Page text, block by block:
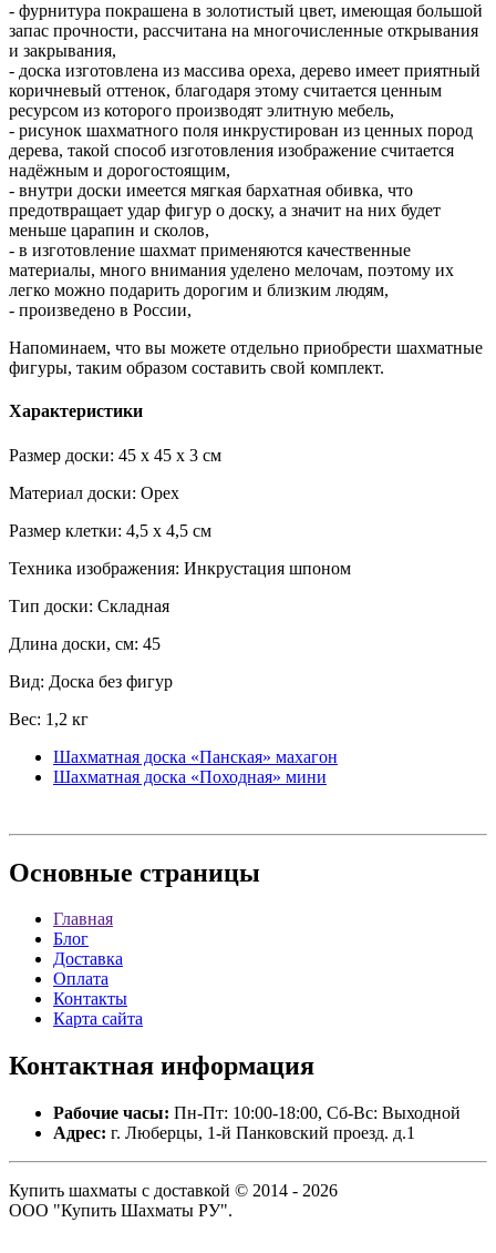
- фурнитура покрашена в золотистый цвет, имеющая большой
запас прочности, рассчитана на многочисленные открывания
и закрывания,
- доска изготовлена из массива ореха, дерево имеет приятный
коричневый оттенок, благодаря этому считается ценным
ресурсом из которого производят элитную мебель,
- рисунок шахматного поля инкрустирован из ценных пород
дерева, такой способ изготовления изображение считается
надёжным и дорогостоящим,
- внутри доски имеется мягкая бархатная обивка, что
предотвращает удар фигур о доску, а значит на них будет
меньше царапин и сколов,
- в изготовление шахмат применяются качественные
материалы, много внимания уделено мелочам, поэтому их
легко можно подарить дорогим и близким людям,
- произведено в России,
Напоминаем, что вы можете отдельно приобрести шахматные
фигуры, таким образом составить свой комплект.
Характеристики
Размер доски: 45 x 45 x 3 см
Материал доски: Орех
Размер клетки: 4,5 x 4,5 см
Техника изображения: Инкрустация шпоном
Тип доски: Складная
Длина доски, см: 45
Вид: Доска без фигур
Вес: 1,2 кг
Шахматная доска «Панская» махагон
Шахматная доска «Походная» мини
Основные страницы
Главная
Блог
Доставка
Оплата
Контакты
Карта сайта
Контактная информация
Рабочие часы: Пн-Пт: 10:00-18:00, Сб-Вс: Выходной
Адрес: г. Люберцы, 1-й Панковский проезд. д.1
Купить шахматы с доставкой © 2014 - 2026
ООО "Купить Шахматы РУ".